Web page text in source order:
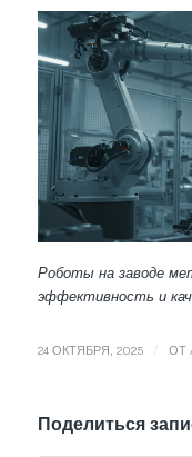
Роботы на заводе
эффективность и
24 ОКТЯБРЯ, 2025 ОТ
Поделиться